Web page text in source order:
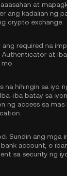
at
ang kadalian
crypto exchange.
ang required na
Authenticator at
na hihingin sa iyo
. Iba-iba batay sa
ng access sa
Sundin ang mga
account, o
sa security ng